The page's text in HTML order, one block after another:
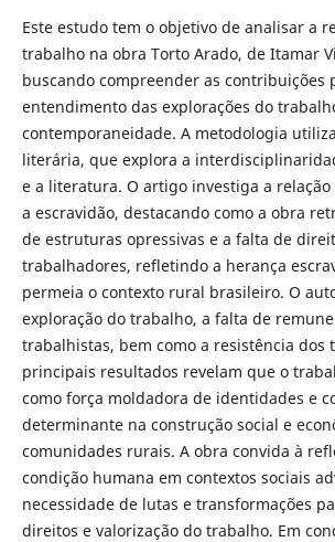
Este estudo tem o objetivo de analisar a
trabalho na obra Torto Arado, de Itamar
buscando compreender as contribuições
entendimento das explorações do
contemporaneidade. A metodologia
literária, que explora a
e a literatura. O artigo investiga a
a escravidão, destacando como a obra
de estruturas opressivas e a falta de
trabalhadores, refletindo a herança
permeia o contexto rural brasileiro. O
exploração do trabalho, a falta de
trabalhistas, bem como a resistência dos
principais resultados revelam que o
como força moldadora de identidades e
determinante na construção social e
comunidades rurais. A obra convida à
condição humana em contextos sociais
necessidade de lutas e transformações
direitos e valorização do trabalho. Em